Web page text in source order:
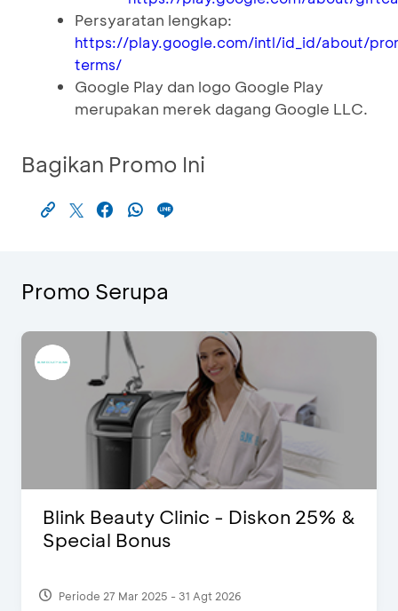
Persyaratan lengkap:
https://play.google.com/intl/id_id/about/
terms/
Google Play dan logo Google Play
merupakan merek dagang Google LLC.
Bagikan Promo Ini
Promo Serupa
Blink Beauty Clinic - Diskon 25% &
Special Bonus
Periode 27 Mar 2025 - 31 Agt 2026